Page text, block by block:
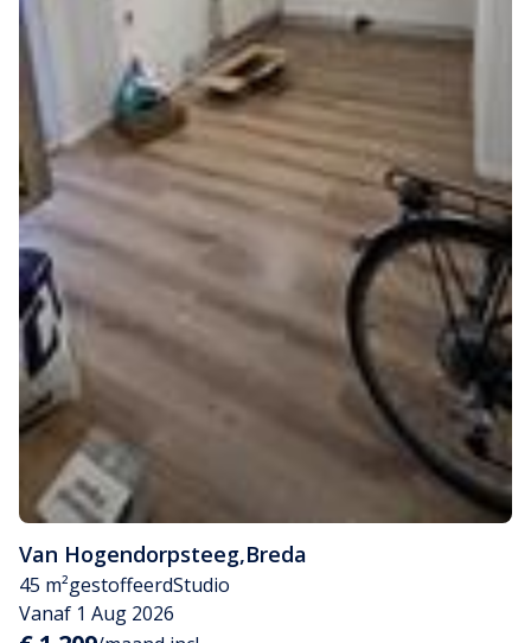
Van Hogendorpsteeg,Breda
45 m²gestoffeerdStudio
Vanaf 1 Aug 2026